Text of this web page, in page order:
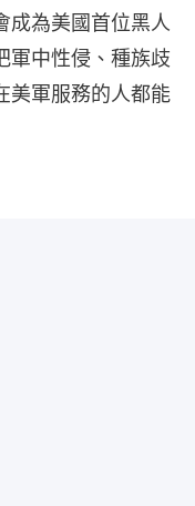
成為美國首位黑人
軍中性侵、種族歧
美軍服務的人都能